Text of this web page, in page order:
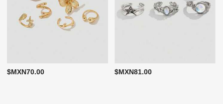
$MXN70.00 $MXN81.00